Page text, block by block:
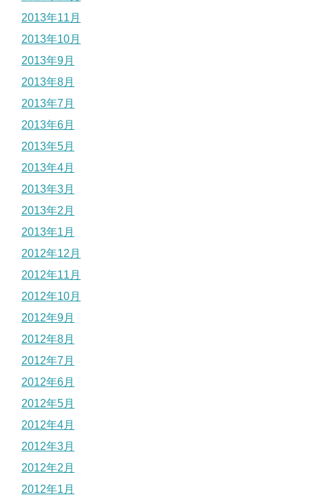
2013年11月
2013年10月
2013年9月
2013年8月
2013年7月
2013年6月
2013年5月
2013年4月
2013年3月
2013年2月
2013年1月
2012年12月
2012年11月
2012年10月
2012年9月
2012年8月
2012年7月
2012年6月
2012年5月
2012年4月
2012年3月
2012年2月
2012年1月